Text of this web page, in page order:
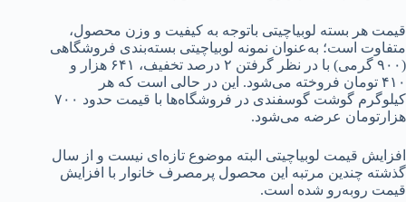
قیمت هر بسته لوبیاچیتی باتوجه به کیفیت و وزن محصول،
متفاوت است؛ به‌عنوان نمونه لوبیاچیتی بسته‌بندی فروشگاهی
(۹۰۰ گرمی) با در نظر گرفتن ۲ درصد تخفیف، ۶۴۱ هزار و
۴۱۰ تومان فروخته می‌شود. این در حالی است که هر
کیلوگرم گوشت گوسفندی در فروشگاه‌ها با قیمت حدود ۷۰۰
هزارتومان عرضه می‌شود.
افزایش قیمت لوبیاچیتی البته موضوع تازه‌ای نیست و از سال
گذشته چندین مرتبه این محصول پرمصرف خانوار با افزایش
قیمت روبه‌رو شده است.